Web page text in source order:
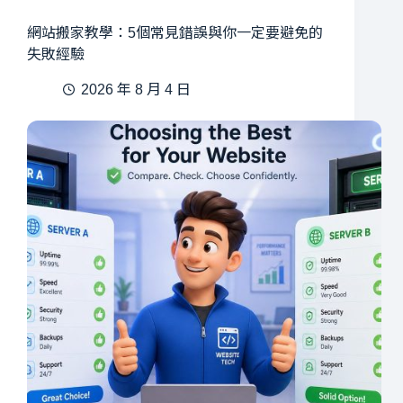
網站搬家教學：5個常見錯誤與你一定要避免的
失敗經驗
2026 年 8 月 4 日